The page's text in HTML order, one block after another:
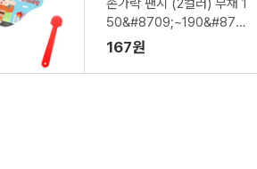
손가락 팬시 (2컬러) 부채 1
50&#8709;~190&#870
9; (손잡이110mm)
167원